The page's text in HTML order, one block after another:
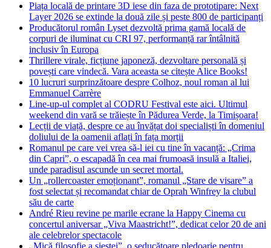
Piața locală de printare 3D iese din faza de prototipare: Next
Layer 2026 se extinde la două zile și peste 800 de participanți
Producătorul român Lyset dezvoltă prima gamă locală de
corpuri de iluminat cu CRI 97, performanță rar întâlnită
inclusiv în Europa
Thrillere virale, ficțiune japoneză, dezvoltare personală și
povești care vindecă. Vara aceasta se citește Alice Books!
10 lucruri surprinzătoare despre Colhoz, noul roman al lui
Emmanuel Carrère
Line-up-ul complet al CODRU Festival este aici. Ultimul
weekend din vară se trăiește în Pădurea Verde, la Timișoara!
Lecții de viață, despre ce au învățat doi specialiști în domeniul
doliului de la oamenii aflați în fața morții
Romanul pe care vei vrea să-l iei cu tine în vacanță: „Crima
din Capri”, o escapadă în cea mai frumoasă insulă a Italiei,
unde paradisul ascunde un secret mortal.
Un „rollercoaster emoționant”, romanul „Stare de visare” a
fost selectat și recomandat chiar de Oprah Winfrey la clubul
său de carte
André Rieu revine pe marile ecrane la Happy Cinema cu
concertul aniversar „Viva Maastricht!”, dedicat celor 20 de ani
ale celebrelor spectacole